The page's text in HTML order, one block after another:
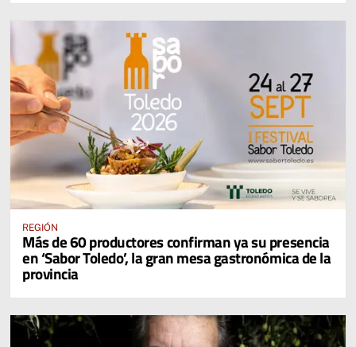
REGIÓN
Más de 60 productores confirman ya su presencia
en ‘Sabor Toledo’, la gran mesa gastronómica de la
provincia